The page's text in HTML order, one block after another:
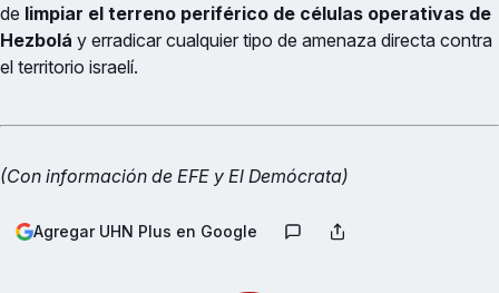
de limpiar el terreno periférico de células operativas de
Hezbolá y erradicar cualquier tipo de amenaza directa contra
el territorio israelí.
(Con información de EFE y El Demócrata)
Agregar UHN Plus en Google